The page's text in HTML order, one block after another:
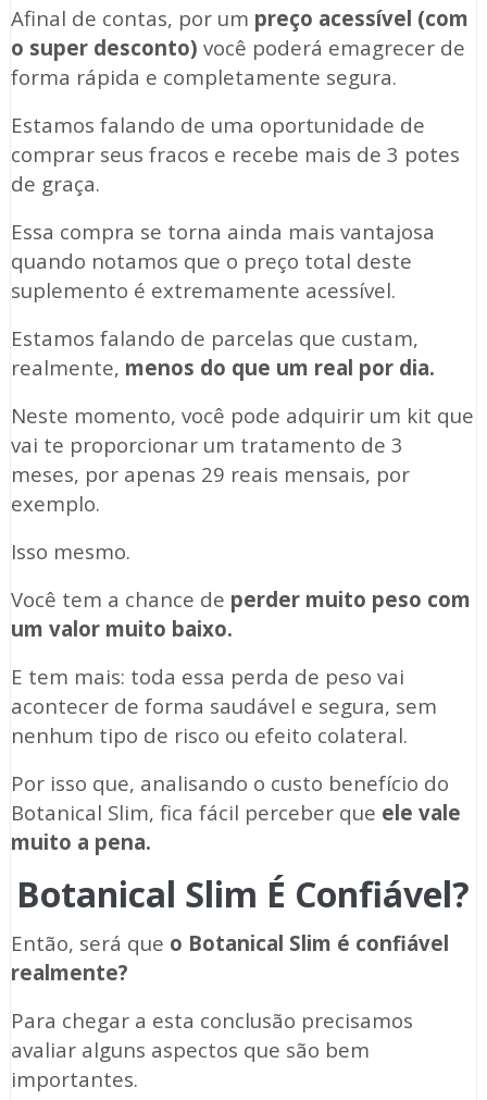
Afinal de contas, por um preço acessível (com
o super desconto) você poderá emagrecer de
forma rápida e completamente segura.
Estamos falando de uma oportunidade de
comprar seus fracos e recebe mais de 3 potes
de graça.
Essa compra se torna ainda mais vantajosa
quando notamos que o preço total deste
suplemento é extremamente acessível.
Estamos falando de parcelas que custam,
realmente, menos do que um real por dia.
Neste momento, você pode adquirir um kit que
vai te proporcionar um tratamento de 3
meses, por apenas 29 reais mensais, por
exemplo.
Isso mesmo.
Você tem a chance de perder muito peso com
um valor muito baixo.
E tem mais: toda essa perda de peso vai
acontecer de forma saudável e segura, sem
nenhum tipo de risco ou efeito colateral.
Por isso que, analisando o custo benefício do
Botanical Slim, fica fácil perceber que ele vale
muito a pena.
Botanical Slim É Confiável?
Então, será que o Botanical Slim é confiável
realmente?
Para chegar a esta conclusão precisamos
avaliar alguns aspectos que são bem
importantes.